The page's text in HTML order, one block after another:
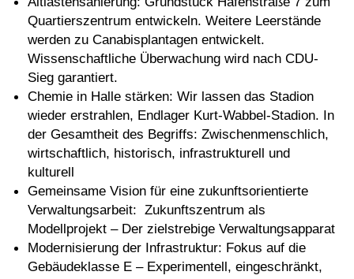
Quartierszentrum entwickeln. Weitere Leerstände
werden zu Canabisplantagen entwickelt.
Wissenschaftliche Überwachung wird nach CDU-
Sieg garantiert.
Chemie in Halle stärken: Wir lassen das Stadion
wieder erstrahlen, Endlager Kurt-Wabbel-Stadion. In
der Gesamtheit des Begriffs: Zwischenmenschlich,
wirtschaftlich, historisch, infrastrukturell und
kulturell
Gemeinsame Vision für eine zukunftsorientierte
Verwaltungsarbeit: Zukunftszentrum als
Modellprojekt – Der zielstrebige Verwaltungsapparat
Modernisierung der Infrastruktur: Fokus auf die
Gebäudeklasse E – Experimentell, eingeschränkt,